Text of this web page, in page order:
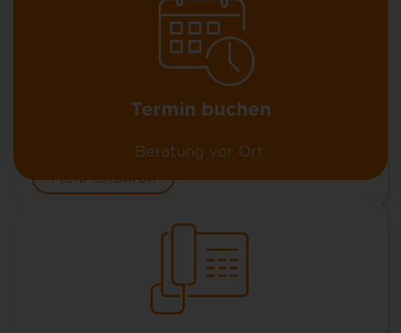
Einwohner Erfurts verbunden, sich ebenfalls
aktiv für diese Investition in die Zukunft zu
entscheiden. Im Zuge von „Homeoffice statt
Pendeln“ gewinnt eine zuverlässige
Anschlusstechnik für Topspeed-Internet
Mehr erfahren
Termin buchen
Beratung vor Ort.